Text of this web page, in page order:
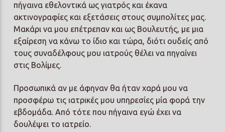
πήγαινα εθελοντικά ως γιατρός και έκανα
ακτινογραφίες και εξετάσεις στους συμπολίτες μας.
Μακάρι να μου επέτρεπαν και ως Βουλευτής, με μια
εξαίρεση να κάνω το ίδιο και τώρα, διότι ουδείς από
τους συναδέλφους μου ιατρούς θέλει να πηγαίνει
στις Βολίμες.
Προσωπικά αν με άφηναν θα ήταν χαρά μου να
προσφέρω τις ιατρικές μου υπηρεσίες μία φορά την
εβδομάδα. Από τότε που πήγαινα εγώ έχει να
δουλέψει το ιατρείο.